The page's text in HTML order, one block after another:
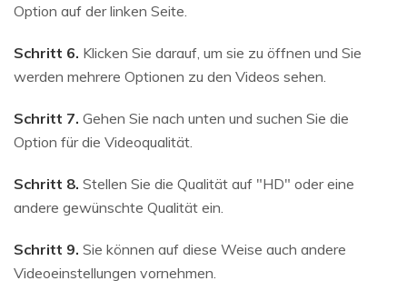
Option auf der linken Seite.
Schritt 6. Klicken Sie darauf, um sie zu öffnen und Sie
werden mehrere Optionen zu den Videos sehen.
Schritt 7. Gehen Sie nach unten und suchen Sie die
Option für die Videoqualität.
Schritt 8. Stellen Sie die Qualität auf "HD" oder eine
andere gewünschte Qualität ein.
Schritt 9. Sie können auf diese Weise auch andere
Videoeinstellungen vornehmen.